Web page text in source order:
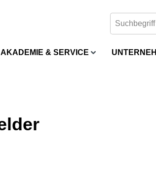
AKADEMIE & SERVICE